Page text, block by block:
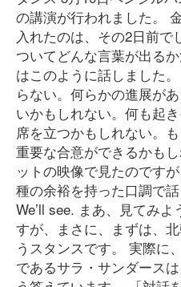
の講演が行われました。
入れたのは、その2日前で
ついてどんな言葉が出る
はこのように話しました
らない。何らかの進展が
いかもしれない。何も起
席を立つかもしれない。
重要な合意ができるかも
ットの映像で見たのです
種の余裕を持った口調で
We’ll see. まあ、見てみ
すが、まさに、まずは、
うスタンスです。 実際に
であるサラ・サンダース